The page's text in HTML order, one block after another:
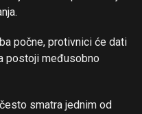
počne, protivnici će dati
postoji međusobno
smatra jednim od